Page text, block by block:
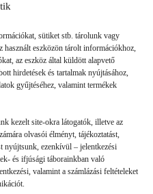
sütiket stb. tárolunk vagy
használt eszközön tárolt információkhoz,
az eszköz által küldött alapvető
hirdetések és tartalmak nyújtásához,
gyűjtéséhez, valamint termékek
kezelt site-okra látogatók, illetve az
olvasói élményt, tájékoztatást,
nyújtsunk, ezenkívül – jelentkezési
és ifjúsági táborainkban való
valamint a számlázási feltételeket